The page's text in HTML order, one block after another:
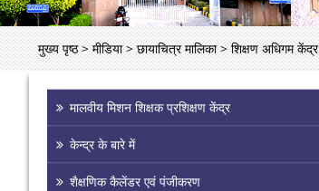
मुख्य पृष्ठ > मीडिया > छायाचित्र मालिका > शिक्षण अधिगम केंद्र
मालवीय मिशन शिक्षक प्रशिक्षण केंद्र
केन्द्र के बारे में
शैक्षणिक कैलेंडर एवं पंजीकरण